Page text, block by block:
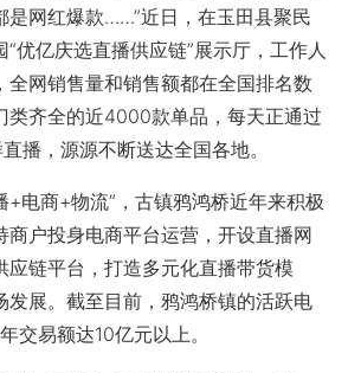
是网红爆款……”近日，在玉田县聚民
优亿庆选直播供应链”展示厅，工作人
全网销售量和销售额都在全国排名数
类齐全的近4000款单品，每天正通过
播，源源不断送达全国各地。
商+物流”，古镇鸦鸿桥近年来积极
商户投身电商平台运营，开设直播网
应链平台，打造多元化直播带货模
发展。截至目前，鸦鸿桥镇的活跃电
交易额达10亿元以上。